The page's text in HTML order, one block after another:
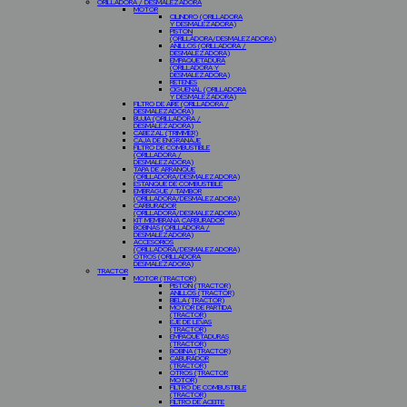
ORILLADORA / DESMALEZADORA
MOTOR
CILINDRO (ORILLADORA
Y DESMALEZADORA)
PISTON
(ORILLADORA/DESMALEZADORA)
ANILLOS (ORILLADORA /
DESMALEZADORA)
EMPAQUETADURA
(ORILLADORA Y
DESMALEZADORA)
RETENES
CIGÜEÑAL (ORILLADORA
Y DESMALEZADORA)
FILTRO DE AIRE (ORILLADORA /
DESMALEZADORA)
BUJIA (ORILLADORA /
DESMALEZADORA)
CABEZAL (TRIMMER)
CAJA DE ENGRANAJE
FILTRO DE COMBUSTIBLE
(ORILLADORA /
DESMALEZADORA)
TAPA DE ARRANQUE
(ORILLADORA/DESMALEZADORA)
ESTANQUE DE COMBUSTIBLE
EMBRAGUE / TAMBOR
(ORILLADORA/DESMALEZADORA)
CARBURADOR
(ORILLADORA/DESMALEZADORA)
KIT MEMBRANA CARBURADOR
BOBINAS (ORILLADORA /
DESMALEZADORA)
ACCESORIOS
(ORILLADORA/DESMALEZADORA)
OTROS (ORILLADORA
DESMALEZADORA)
TRACTOR
MOTOR (TRACTOR)
PISTON (TRACTOR)
ANILLOS (TRACTOR)
BIELA (TRACTOR)
MOTOR DE PARTIDA
(TRACTOR)
EJE DE LEVAS
(TRACTOR)
EMPAQUETADURAS
(TRACTOR)
BOBINA (TRACTOR)
CABURADOR
(TRACTOR)
OTROS (TRACTOR
MOTOR)
FILTRO DE COMBUSTIBLE
(TRACTOR)
FILTRO DE ACEITE